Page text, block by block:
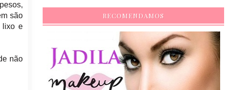
são
lixo e
não
RECOMENDAMOS